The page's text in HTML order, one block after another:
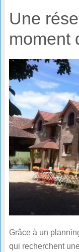
Une
moment
Grâce à un
qui recherchent